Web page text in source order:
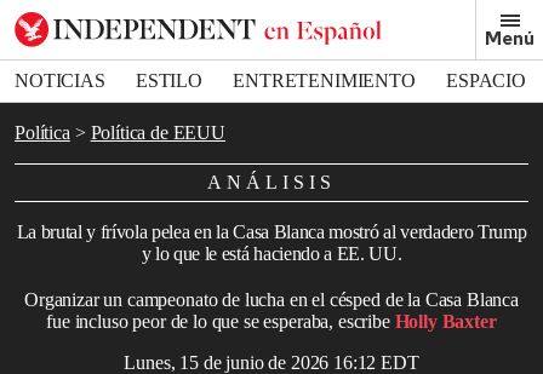
Menú
NOTICIAS ESTILO ENTRETENIMIENTO
ESPACIO
DEPORTES
Política Política de EEUU
ANÁLISIS
La brutal y frívola pelea en la Casa Blanca mostró al verdadero Trump
y lo que le está haciendo a EE. UU.
Organizar un campeonato de lucha en el césped de la Casa Blanca
fue incluso peor de lo que se esperaba, escribe Holly Baxter
Lunes, 15 de junio de 2026 16:12 EDT
Bookmark popover
Removed from bookmarks
Close popover